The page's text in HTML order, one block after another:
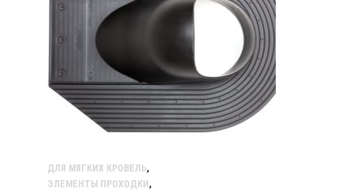
ДЛЯ МЯГКИХ КРОВЕЛЬ,
ЭЛЕМЕНТЫ ПРОХОДКИ ,